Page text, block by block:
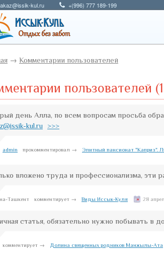
kul.ru +(996) 777 189-199
→ Комментарии пользователей
пользователей
день Алла, по всем вопросам просьба
kul.ru
>>>
admin прокомментировал → Элитный пансионат "Каприз".
вложено труда и профессионализма, эти
Ташкент комментирует → Виды Иссык-Куля 28
статья, обязательно нужно побывать в
комментирует → Долина священных родников Манжылы-Ата